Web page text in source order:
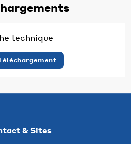
technique
& Sites